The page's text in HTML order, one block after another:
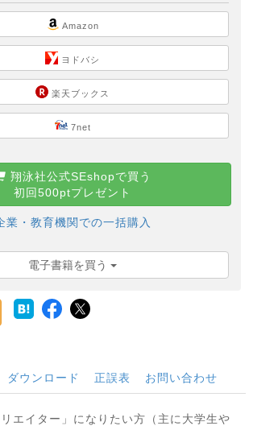
Amazon
ヨドバシ
楽天ブックス
7net
翔泳社公式SEshopで買う
初回500ptプレゼント
業・教育機関での一括購入
電子書籍を買う
ダウンロード 正誤表 お問い合わせ
エイター」になりたい方（主に大学生や